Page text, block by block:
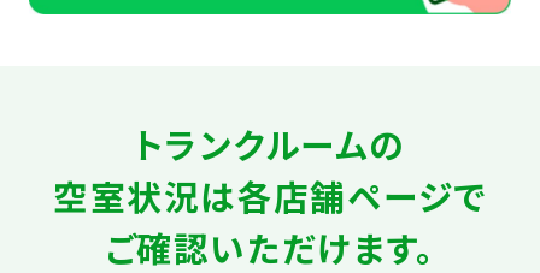
トランクルームの
空室状況は各店舗ページで
ご確認いただけます。